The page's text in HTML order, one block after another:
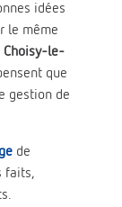
idées
le même
Choisy-le-
que
gestion de
de
faits,